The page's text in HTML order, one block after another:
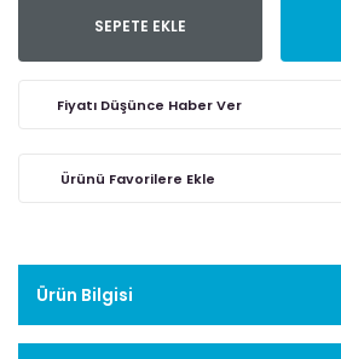
SEPETE EKLE
Fiyatı Düşünce Haber Ver
Ürün Bilgisi